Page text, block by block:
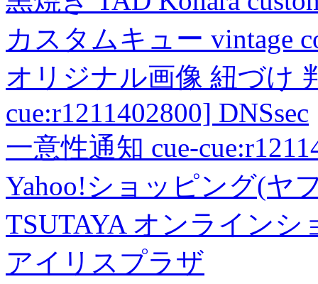
カスタムキュー vintage
オリジナル画像 紐づけ
cue:r1211402800] DNSsec
一意性通知 cue-
Yahoo!ショッピング(ヤ
TSUTAYA オンラインシ
アイリスプラザ